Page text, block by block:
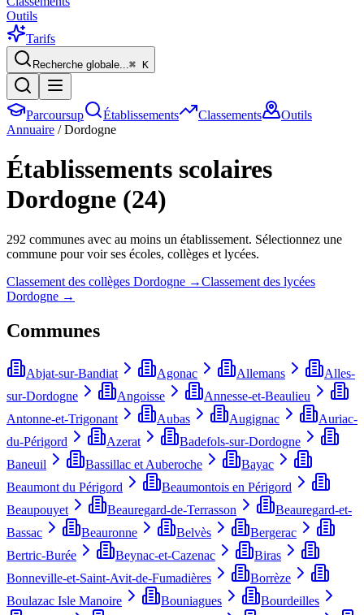
Outils
Tarifs
Recherche globale...⌘ K
Parcoursup Établissements Classements
Outils
Annuaire / Dordogne
Établissements scolaires
Dordogne (24)
292 communes avec au moins un établissement. Sélectionnez une
commune pour voir ses écoles, collèges et lycées.
Classement des collèges Dordogne →Classement des lycées
Dordogne →
Communes
Abjat-sur-Bandiat Agonac Allemans
Alles-
sur-Dordogne
Angoisse
Annesse-et-Beaulieu
Antonne-et-Trigonant
Aubas Augignac
Auriac-
du-Périgord
Azerat
Badefols-sur-Dordogne
Baneuil
Bassillac et Auberoche
Bayac
Beaumont du Périgord
Beaumontois en Périgord
Beaupouyet
Beauregard-de-Terrasson
Beauregard-et-
Bassac
Beauronne Belvès
Bergerac
Bertric-Burée
Beynac-et-Cazenac
Biras
Bonneville-et-Saint-Avit-de-Fumadières
Borrèze
Boulazac Isle Manoire
Bouniagues
Bourdeilles